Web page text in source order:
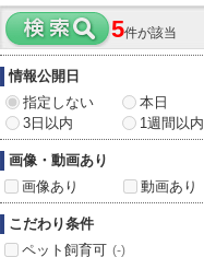
5件が該当
情報公開日
指定しない
本日
3日以内
1週間以内
画像・動画あり
画像あり
動画あり
こだわり条件
ペット飼育可 (-)